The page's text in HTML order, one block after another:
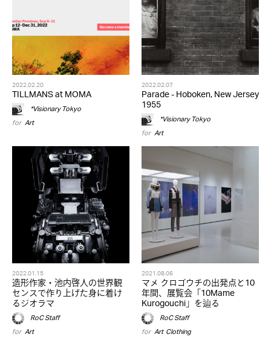
2022.02.20
TILLMANS at MOMA
*Visionary Tokyo
for Art
2022.02.07
Parade - Hoboken, New Jersey
1955
*Visionary Tokyo
for Art
2022.01.15
造形作家・池内啓人の世界観
センスで作り上げた身に着け
るジオラマ
RoC Staff
for Art
2021.08.06
マメ クロゴウチの出発点と10
年間、展覧会「10Mame
Kurogouchi」を辿る
RoC Staff
for Art,Clothing